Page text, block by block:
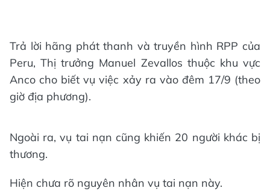
Trả lời hãng phát thanh và truyền hình RPP của
Peru, Thị trưởng Manuel Zevallos thuộc khu vực
Anco cho biết vụ việc xảy ra vào đêm 17/9 (theo
giờ địa phương).
Ngoài ra, vụ tai nạn cũng khiến 20 người khác bị
thương.
Hiện chưa rõ nguyên nhân vụ tai nạn này.